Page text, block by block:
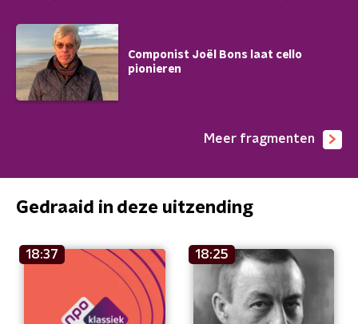
Componist Joël Bons laat cello
pionieren
Meer fragmenten
Gedraaid in deze uitzending
18:37 18:25